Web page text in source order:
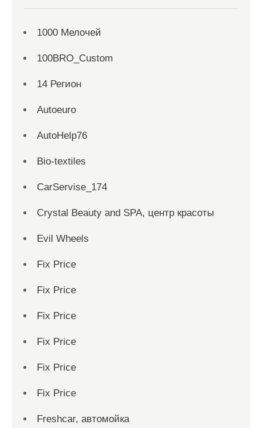
1000 Мелочей
100BRO_Custom
14 Регион
Autoeuro
AutoHelp76
Bio-textiles
CarServise_174
Crystal Beauty and SPA, центр красоты
Evil Wheels
Fix Price
Fix Price
Fix Price
Fix Price
Fix Price
Fix Price
Freshcar, автомойка